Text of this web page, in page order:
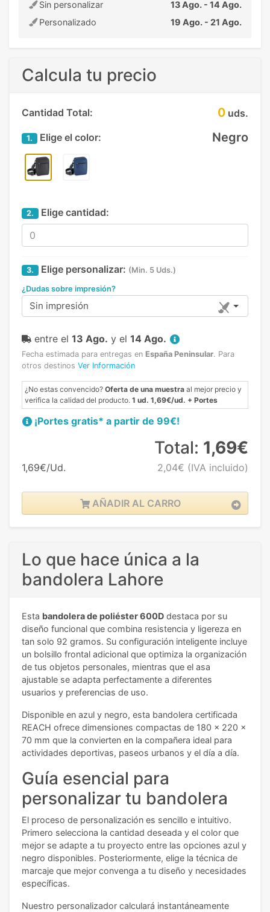
Sin personalizar
13 Ago. - 14 Ago.
Personalizado
19 Ago. - 21 Ago.
Calcula tu precio
Cantidad Total: 0 uds.
1. Elige el color: Negro
2. Elige cantidad:
3. Elige personalizar: (Min. 5 Uds.)
¿Dudas sobre impresión?
Sin impresión
entre el 13 Ago. y el 14 Ago.
Fecha estimada para entregas en España Peninsular. Para
otros destinos Ver Información
¿No estas convencido? Oferta de una muestra al mejor precio y
verifica la calidad del producto. 1 ud. 1,69€/ud. + Portes
¡Portes gratis* a partir de 99€!
1,69€/Ud.
Total: 1,69€
2,04€ (IVA incluido)
AÑADIR AL CARRO
Lo que hace única a la
bandolera Lahore
Esta bandolera de poliéster 600D destaca por su
diseño funcional que combina resistencia y ligereza en
tan solo 92 gramos. Su configuración inteligente incluye
un bolsillo frontal adicional que optimiza la organización
de tus objetos personales, mientras que el asa
ajustable se adapta perfectamente a diferentes
usuarios y preferencias de uso.
Disponible en azul y negro, esta bandolera certificada
REACH ofrece dimensiones compactas de 180 x 220 x
70 mm que la convierten en la compañera ideal para
actividades deportivas, paseos urbanos y el día a día.
Guía esencial para
personalizar tu bandolera
El proceso de personalización es sencillo e intuitivo.
Primero selecciona la cantidad deseada y el color que
mejor se adapte a tu proyecto entre las opciones azul y
negro disponibles. Posteriormente, elige la técnica de
marcaje que mejor convenga a tu diseño y necesidades
específicas.
Nuestro personalizador calculará instantáneamente